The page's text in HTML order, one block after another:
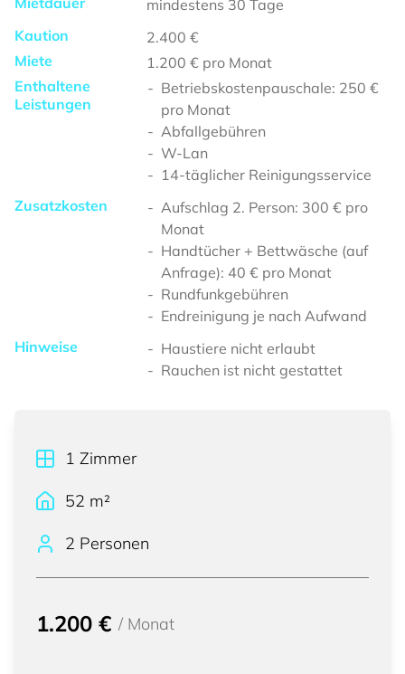
mindestens 30 Tage
Kaution
2.400 €
Miete
1.200 € pro Monat
Enthaltene
Leistungen
Betriebskostenpauschale: 250 €
pro Monat
Abfallgebühren
W-Lan
14-täglicher Reinigungsservice
Zusatzkosten
Aufschlag 2. Person: 300 € pro
Monat
Handtücher + Bettwäsche (auf
Anfrage): 40 € pro Monat
Rundfunkgebühren
Endreinigung je nach Aufwand
Hinweise
Haustiere nicht erlaubt
Rauchen ist nicht gestattet
1 Zimmer
52 m²
2 Personen
1.200 € / Monat